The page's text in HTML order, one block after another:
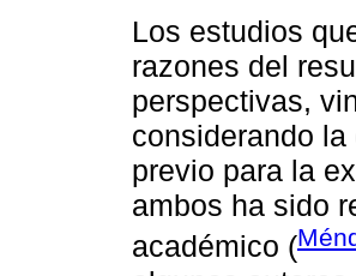
Los estudios
razones del
perspectivas,
considerando
previo para la
ambos ha sido
académico (